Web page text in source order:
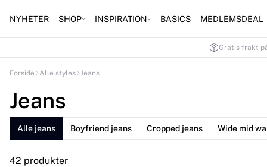
NYHETER SHOP INSPIRATION BASICS MEDLEMSDEAL
Gratis frakt
Forside Alle styles Jeans
Jeans
Alle jeans Boyfriend jeans Cropped jeans Wide mid
42 produkter